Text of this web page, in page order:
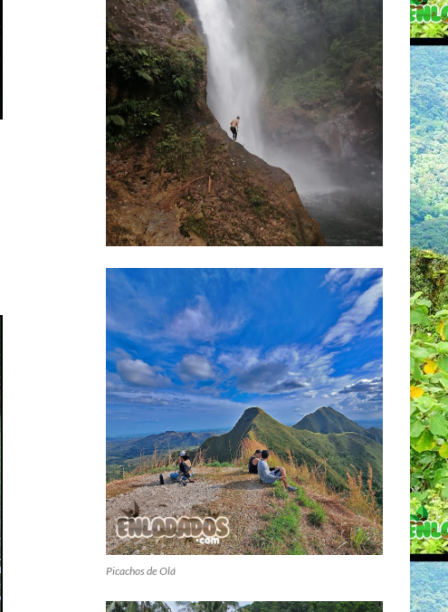
Picachos de Olá